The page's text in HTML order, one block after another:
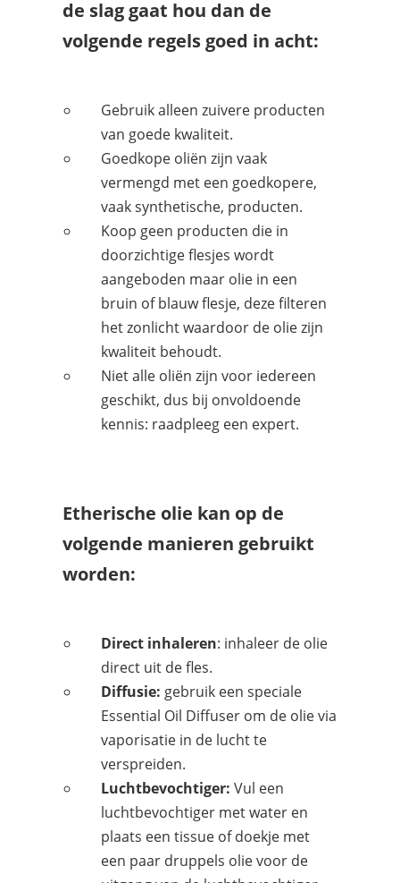
de slag gaat hou dan de
volgende regels goed in acht:
Gebruik alleen zuivere producten
van goede kwaliteit.
Goedkope oliën zijn vaak
vermengd met een goedkopere,
vaak synthetische, producten.
Koop geen producten die in
doorzichtige flesjes wordt
aangeboden maar olie in een
bruin of blauw flesje, deze filteren
het zonlicht waardoor de olie zijn
kwaliteit behoudt.
Niet alle oliën zijn voor iedereen
geschikt, dus bij onvoldoende
kennis: raadpleeg een expert.
Etherische olie kan op de
volgende manieren gebruikt
worden:
Direct inhaleren: inhaleer de olie
direct uit de fles.
Diffusie: gebruik een speciale
Essential Oil Diffuser om de olie via
vaporisatie in de lucht te
verspreiden.
Luchtbevochtiger: Vul een
luchtbevochtiger met water en
plaats een tissue of doekje met
een paar druppels olie voor de